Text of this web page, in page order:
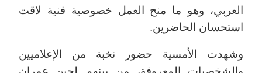
العربي، وهو ما منح العمل خصوصية فنية لاقت
استحسان الحاضرين.
وشهدت الأمسية حضور نخبة من الإعلاميين